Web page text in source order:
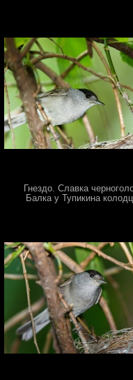
Гнездо. Славка
Балка у Тупикина